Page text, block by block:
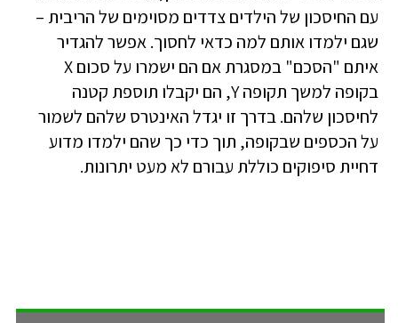
עם החיסכון של הילדים צדדים מסוימים של הריבית –
שגם ילמדו אותם למה כדאי לחסוך. אפשר להגדיר
איתם "הסכם" במסגרת אם הם ישמרו על סכום X
בקופה למשך תקופה Y, הם יקבלו תוספת קטנה
לחיסכון שלהם. בדרך זו יגדל האינטרס שלהם לשמור
על הכספים שבקופה, תוך כדי כך שהם ילמדו מדוע
דחיית סיפוקים כוללת עבורם לא מעט יתרונות.